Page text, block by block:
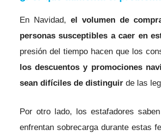
En Navidad, el volumen de
personas susceptibles a caer en
presión del tiempo hacen que los
los descuentos y promociones
sean difíciles de distinguir de las
Por otro lado, los estafadores
enfrentan sobrecarga durante estas